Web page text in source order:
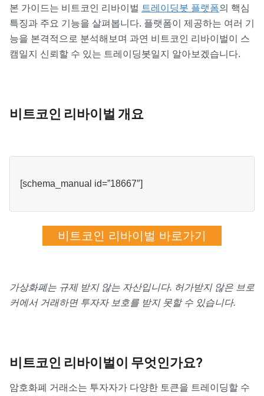
본 가이드는 비트코인 리바이벌 트레이딩봇 플랫폼의 핵심
특징과 주요 기능을 살펴봅니다. 플랫폼이 제공하는 여러 기
능을 본격적으로 분석해보며 과연 비트코인 리바이벌이 스
캠일지 신뢰할 수 있는 트레이딩봇일지 알아보겠습니다.
비트코인 리바이벌 개요
[schema_manual id=”18667″]
비트코인 리바이벌 바로가기
가상화폐는 규제 받지 않는 자산입니다. 허가받지 않은 브로
커에서 거래하면 투자자 보호를 받지 못할 수 있습니다.
비트코인 리바이벌이 무엇인가요?
암호화폐 거래소는 투자자가 다양한 토큰을 트레이딩할 수